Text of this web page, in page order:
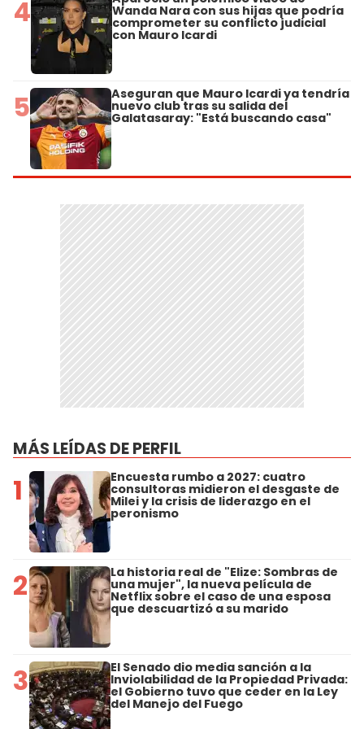
4 Wanda Nara con sus hijas que podría
comprometer su conflicto judicial
con Mauro Icardi
5 Aseguran que Mauro Icardi ya tendría
nuevo club tras su salida del
Galatasaray: "Está buscando casa"
MÁS LEÍDAS DE PERFIL
1 Encuesta rumbo a 2027: cuatro
consultoras midieron el desgaste de
Milei y la crisis de liderazgo en el
peronismo
2 La historia real de "Elize: Sombras de
una mujer", la nueva película de
Netflix sobre el caso de una esposa
que descuartizó a su marido
3 El Senado dio media sanción a la
Inviolabilidad de la Propiedad Privada:
el Gobierno tuvo que ceder en la Ley
del Manejo del Fuego